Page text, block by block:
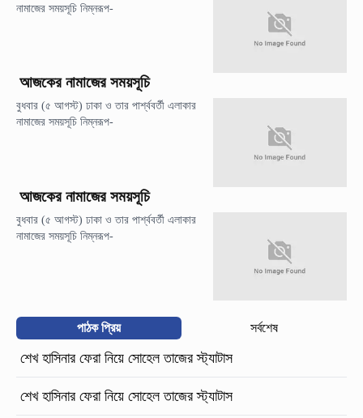
নামাজের সময়সূচি নিম্নরূপ-
আজকের নামাজের সময়সূচি
বুধবার (৫ আগস্ট) ঢাকা ও তার পার্শ্ববর্তী এলাকার
নামাজের সময়সূচি নিম্নরূপ-
আজকের নামাজের সময়সূচি
বুধবার (৫ আগস্ট) ঢাকা ও তার পার্শ্ববর্তী এলাকার
নামাজের সময়সূচি নিম্নরূপ-
পাঠক প্রিয় সর্বশেষ
শেখ হাসিনার ফেরা নিয়ে সোহেল তাজের স্ট্যাটাস
শেখ হাসিনার ফেরা নিয়ে সোহেল তাজের স্ট্যাটাস